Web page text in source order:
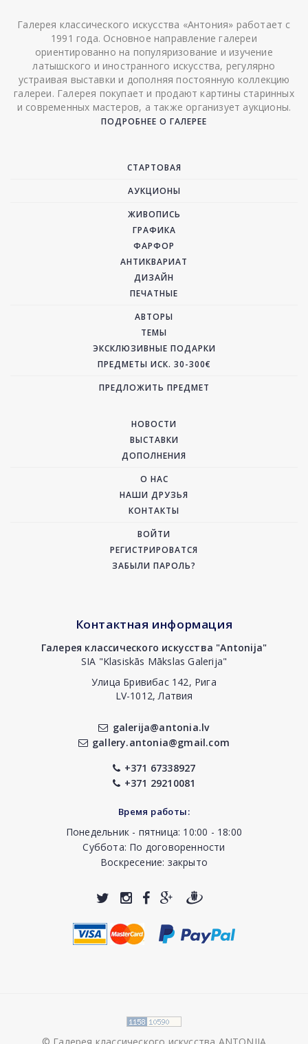
Галерея классического искусства «Антония» работает с
1991 года. Основное направление галереи
ориентированно на популяризование и изучение
латышского и иностранного искусства, регулярно
устраивая выставки и дополняя постоянную коллекцию
галереи. Галерея покупает и продают картины старинных
и современных мастеров, а также организует аукционы.
ПОДРОБНЕЕ О ГАЛЕРЕЕ
СТАРТОВАЯ
АУКЦИОНЫ
ЖИВОПИСЬ
ГРАФИКА
ФАРФОР
АНТИКВАРИАТ
ДИЗАЙН
ПЕЧАТНЫЕ
АВТОРЫ
ТЕМЫ
ЭКСКЛЮЗИВНЫЕ ПОДАРКИ
ПРЕДМЕТЫ ИСК. 30-300€
ПРЕДЛОЖИТЬ ПРЕДМЕТ
НОВОСТИ
ВЫСТАВКИ
ДОПОЛНЕНИЯ
О НАС
НАШИ ДРУЗЬЯ
КОНТАКТЫ
ВОЙТИ
РЕГИСТРИРОВАТСЯ
ЗАБЫЛИ ПАРОЛЬ?
Контактная информация
Галерея классического искусства "Antonija"
SIA "Klasiskās Mākslas Galerija"
Улица Бривибас 142, Рига
LV-1012, Латвия
galerija@antonia.lv
gallery.antonia@gmail.com
+371 67338927
+371 29210081
Время работы:
Понедельник - пятница: 10:00 - 18:00
Суббота: По договоренности
Воскресение: закрыто
© Галерея классического искусства ANTONIJA